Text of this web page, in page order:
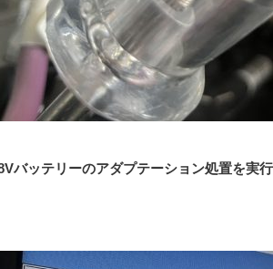
バッテリーのアダプテーション処置を実